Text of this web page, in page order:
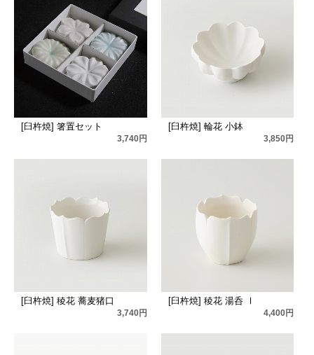
[臼杵焼] 箸置セット
3,740円
[臼杵焼] 輪花 小鉢
3,850円
[臼杵焼] 稜花 蕎麦猪口
3,740円
[臼杵焼] 稜花 湯呑 Ⅰ
4,400円